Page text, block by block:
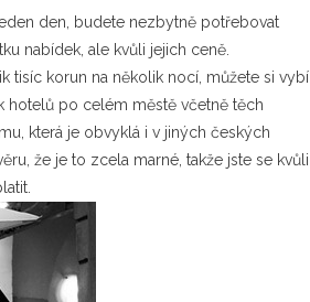
den, budete nezbytně potřebovat
nabídek, ale kvůli jejich ceně.
tisíc korun na několik nocí, můžete si
hotelů po celém městě včetně těch
která je obvyklá i v jiných českých
že je to zcela marné, takže jste se kvůli